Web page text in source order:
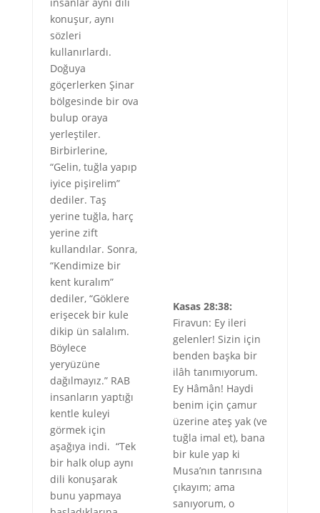
konuşur, aynı
sözleri
kullanırlardı.
Doğuya
göçerlerken Şinar
bölgesinde bir ova
bulup oraya
yerleştiler.
Birbirlerine,
“Gelin, tuğla yapıp
iyice pişirelim”
dediler. Taş
yerine tuğla, harç
yerine zift
kullandılar. Sonra,
“Kendimize bir
kent kuralım”
dediler, “Göklere
erişecek bir kule
dikip ün salalım.
Böylece
yeryüzüne
dağılmayız.” RAB
insanların yaptığı
kentle kuleyi
görmek için
aşağıya indi. “Tek
bir halk olup aynı
dili konuşarak
bunu yapmaya
Kasas 28:38:
Firavun: Ey ileri
gelenler! Sizin için
benden başka bir
ilâh tanımıyorum.
Ey Hâmân! Haydi
benim için çamur
üzerine ateş yak (ve
tuğla imal et), bana
bir kule yap ki
Musa’nın tanrısına
çıkayım; ama
sanıyorum, o